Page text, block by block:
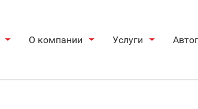
О компании Услуги